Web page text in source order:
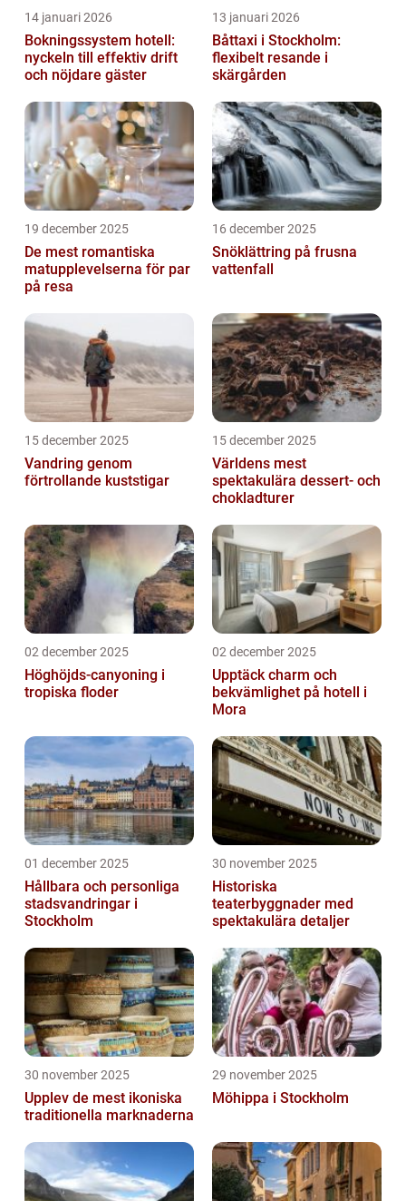
14 januari 2026
Bokningssystem hotell:
nyckeln till effektiv drift
och nöjdare gäster
13 januari 2026
Båttaxi i Stockholm:
flexibelt resande i
skärgården
19 december 2025
De mest romantiska
matupplevelserna för par
på resa
16 december 2025
Snöklättring på frusna
vattenfall
15 december 2025
Vandring genom
förtrollande kuststigar
15 december 2025
Världens mest
spektakulära dessert- och
chokladturer
02 december 2025
Höghöjds-canyoning i
tropiska floder
02 december 2025
Upptäck charm och
bekvämlighet på hotell i
Mora
01 december 2025
Hållbara och personliga
stadsvandringar i
Stockholm
30 november 2025
Historiska
teaterbyggnader med
spektakulära detaljer
30 november 2025
Upplev de mest ikoniska
traditionella marknaderna
29 november 2025
Möhippa i Stockholm